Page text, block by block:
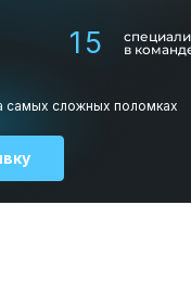
15
в
самых сложных поломках